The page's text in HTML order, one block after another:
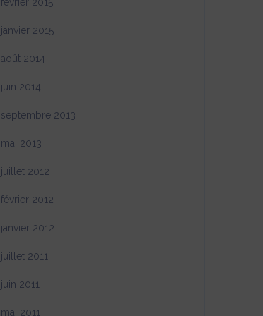
janvier 2015
août 2014
juin 2014
septembre 2013
mai 2013
juillet 2012
février 2012
janvier 2012
juillet 2011
juin 2011
mai 2011